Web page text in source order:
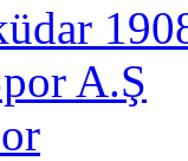
A.Ş